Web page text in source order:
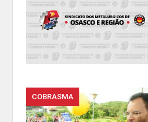
COBRASMA